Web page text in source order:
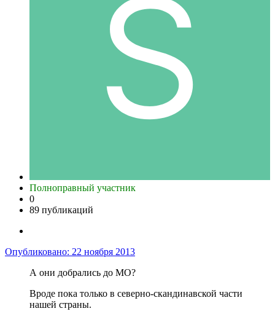
Полноправный участник
0
89 публикаций
Опубликовано: 22 ноября 2013
А они добрались до МО?
Вроде пока только в северно-скандинавской части
нашей страны.